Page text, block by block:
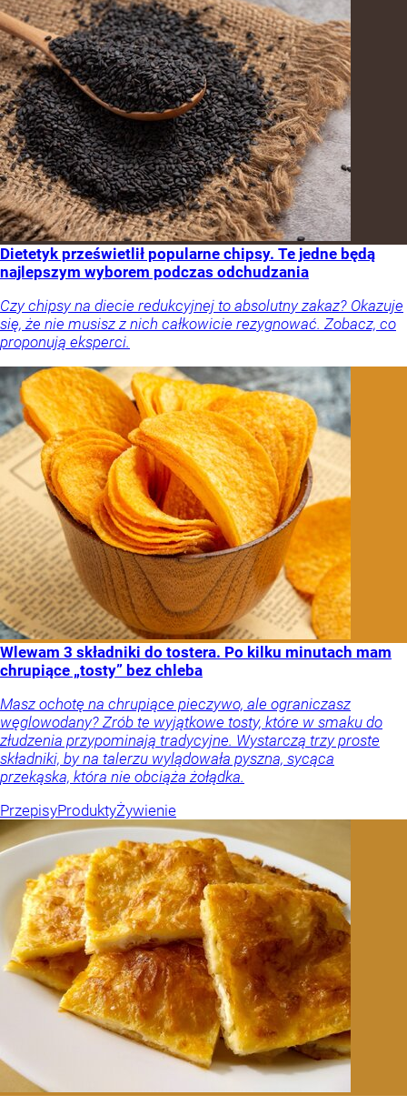
Dietetyk prześwietlił popularne chipsy. Te jedne będą
najlepszym wyborem podczas odchudzania
Czy chipsy na diecie redukcyjnej to absolutny zakaz? Okazuje
się, że nie musisz z nich całkowicie rezygnować. Zobacz, co
proponują eksperci.
Wlewam 3 składniki do tostera. Po kilku minutach mam
chrupiące „tosty” bez chleba
Masz ochotę na chrupiące pieczywo, ale ograniczasz
węglowodany? Zrób te wyjątkowe tosty, które w smaku do
złudzenia przypominają tradycyjne. Wystarczą trzy proste
składniki, by na talerzu wylądowała pyszna, sycąca
przekąska, która nie obciąża żołądka.
PrzepisyProduktyŻywienie